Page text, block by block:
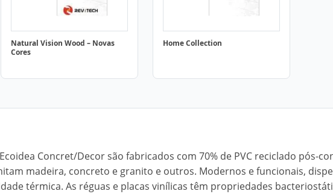
Natural Vision Wood – Novas
Cores
Home Collection
Concret/Decor são fabricados com 70% de PVC reciclado pós-
madeira, concreto e granito e outros. Modernos e funcionais,
térmica. As réguas e placas vinílicas têm propriedades